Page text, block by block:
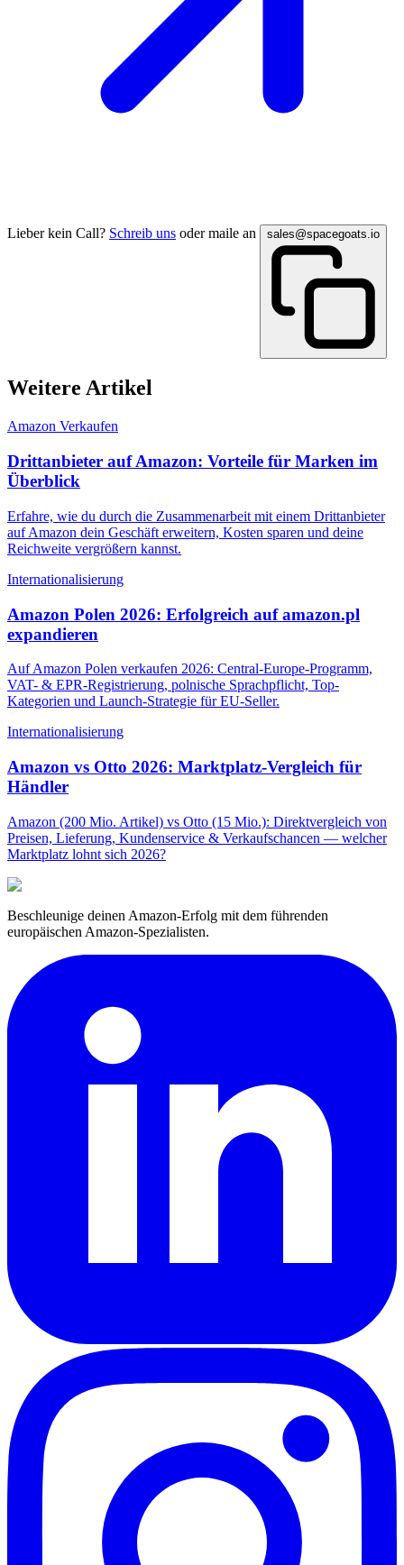
Lieber kein Call? Schreib uns oder maile an sales@spacegoats.io
Weitere Artikel
Amazon Verkaufen
Drittanbieter auf Amazon: Vorteile für Marken im
Überblick
Erfahre, wie du durch die Zusammenarbeit mit einem Drittanbieter
auf Amazon dein Geschäft erweitern, Kosten sparen und deine
Reichweite vergrößern kannst.
Internationalisierung
Amazon Polen 2026: Erfolgreich auf amazon.pl
expandieren
Auf Amazon Polen verkaufen 2026: Central-Europe-Programm,
VAT- & EPR-Registrierung, polnische Sprachpflicht, Top-
Kategorien und Launch-Strategie für EU-Seller.
Internationalisierung
Amazon vs Otto 2026: Marktplatz-Vergleich für
Händler
Amazon (200 Mio. Artikel) vs Otto (15 Mio.): Direktvergleich von
Preisen, Lieferung, Kundenservice & Verkaufschancen — welcher
Marktplatz lohnt sich 2026?
Beschleunige deinen Amazon-Erfolg mit dem führenden
europäischen Amazon-Spezialisten.